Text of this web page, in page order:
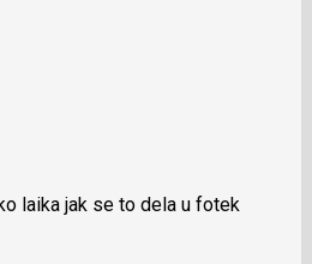
laika jak se to dela u fotek